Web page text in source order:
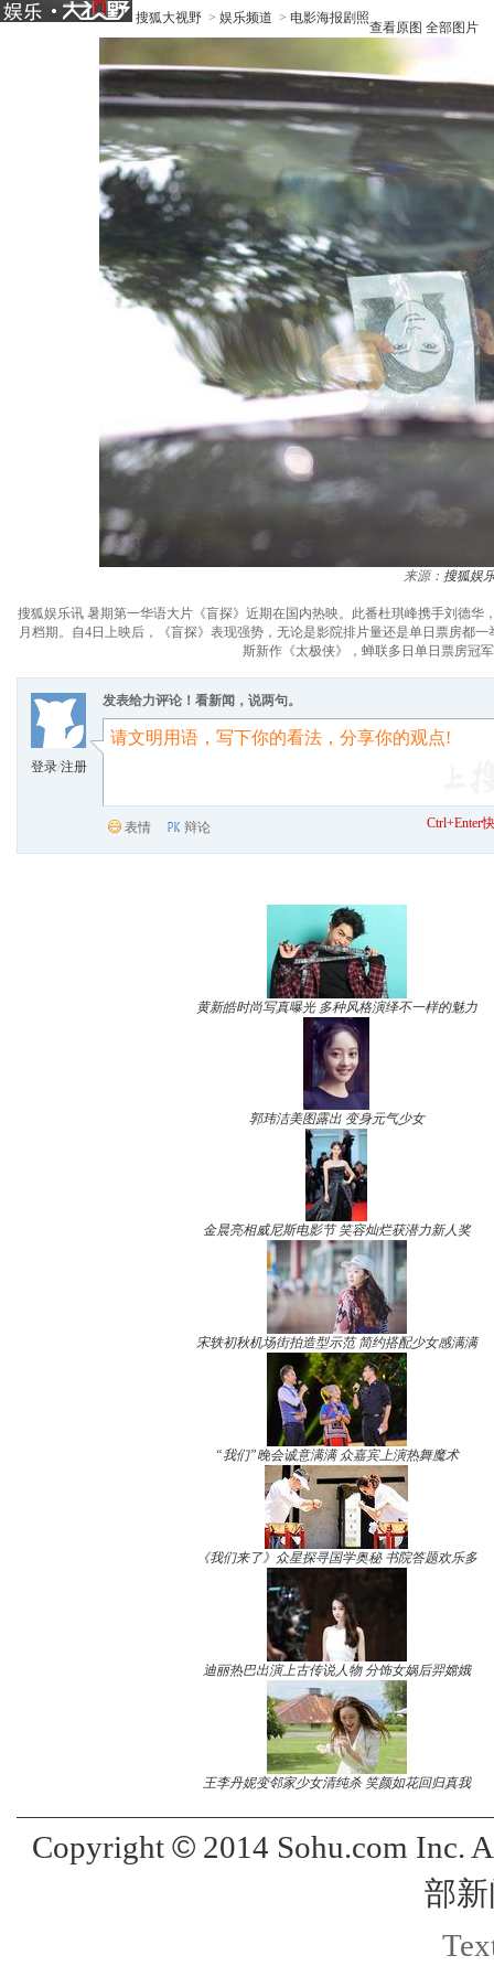
搜狐大视野 > 娱乐频道 > 电影海报剧照
查看原图 全部图片
来源： 搜狐娱
搜狐娱乐讯 暑期第一华语大片《盲探》近期在国内热映。此番杜琪峰携手刘德
月档期。自4日上映后，《盲探》表现强势，无论是影院排片量还是单日票房都
斯新作《太极侠》，蝉联多日单日票房冠
登录/注册
发表给力评论！看新闻，说两句。
表情 辩论 Ctrl+Enter
黄新皓时尚写真曝光 多种风格演绎不一样的魅力
郭玮洁美图露出 变身元气少女
金晨亮相威尼斯电影节 笑容灿烂获潜力新人奖
宋轶初秋机场街拍造型示范 简约搭配少女感满满
“我们”晚会诚意满满 众嘉宾上演热舞魔术
《我们来了》众星探寻国学奥秘 书院答题欢乐多
迪丽热巴出演上古传说人物 分饰女娲后羿嫦娥
王李丹妮变邻家少女清纯杀 笑颜如花回归真我
Copyright ©2014 Sohu.com Inc.
部